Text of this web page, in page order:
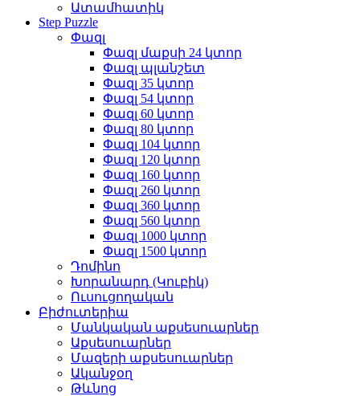
Ատամհատիկ
Step Puzzle
Փազլ
Փազլ մաքսի 24 կտոր
Փազլ պլանշետ
Փազլ 35 կտոր
Փազլ 54 կտոր
Փազլ 60 կտոր
Փազլ 80 կտոր
Փազլ 104 կտոր
Փազլ 120 կտոր
Փազլ 160 կտոր
Փազլ 260 կտոր
Փազլ 360 կտոր
Փազլ 560 կտոր
Փազլ 1000 կտոր
Փազլ 1500 կտոր
Դոմինո
Խորանարդ (Կուբիկ)
Ուսուցողական
Բիժուտերիա
Մանկական աքսեսուարներ
Աքսեսուարներ
Մազերի աքսեսուարներ
Ականջօղ
Թևնոց